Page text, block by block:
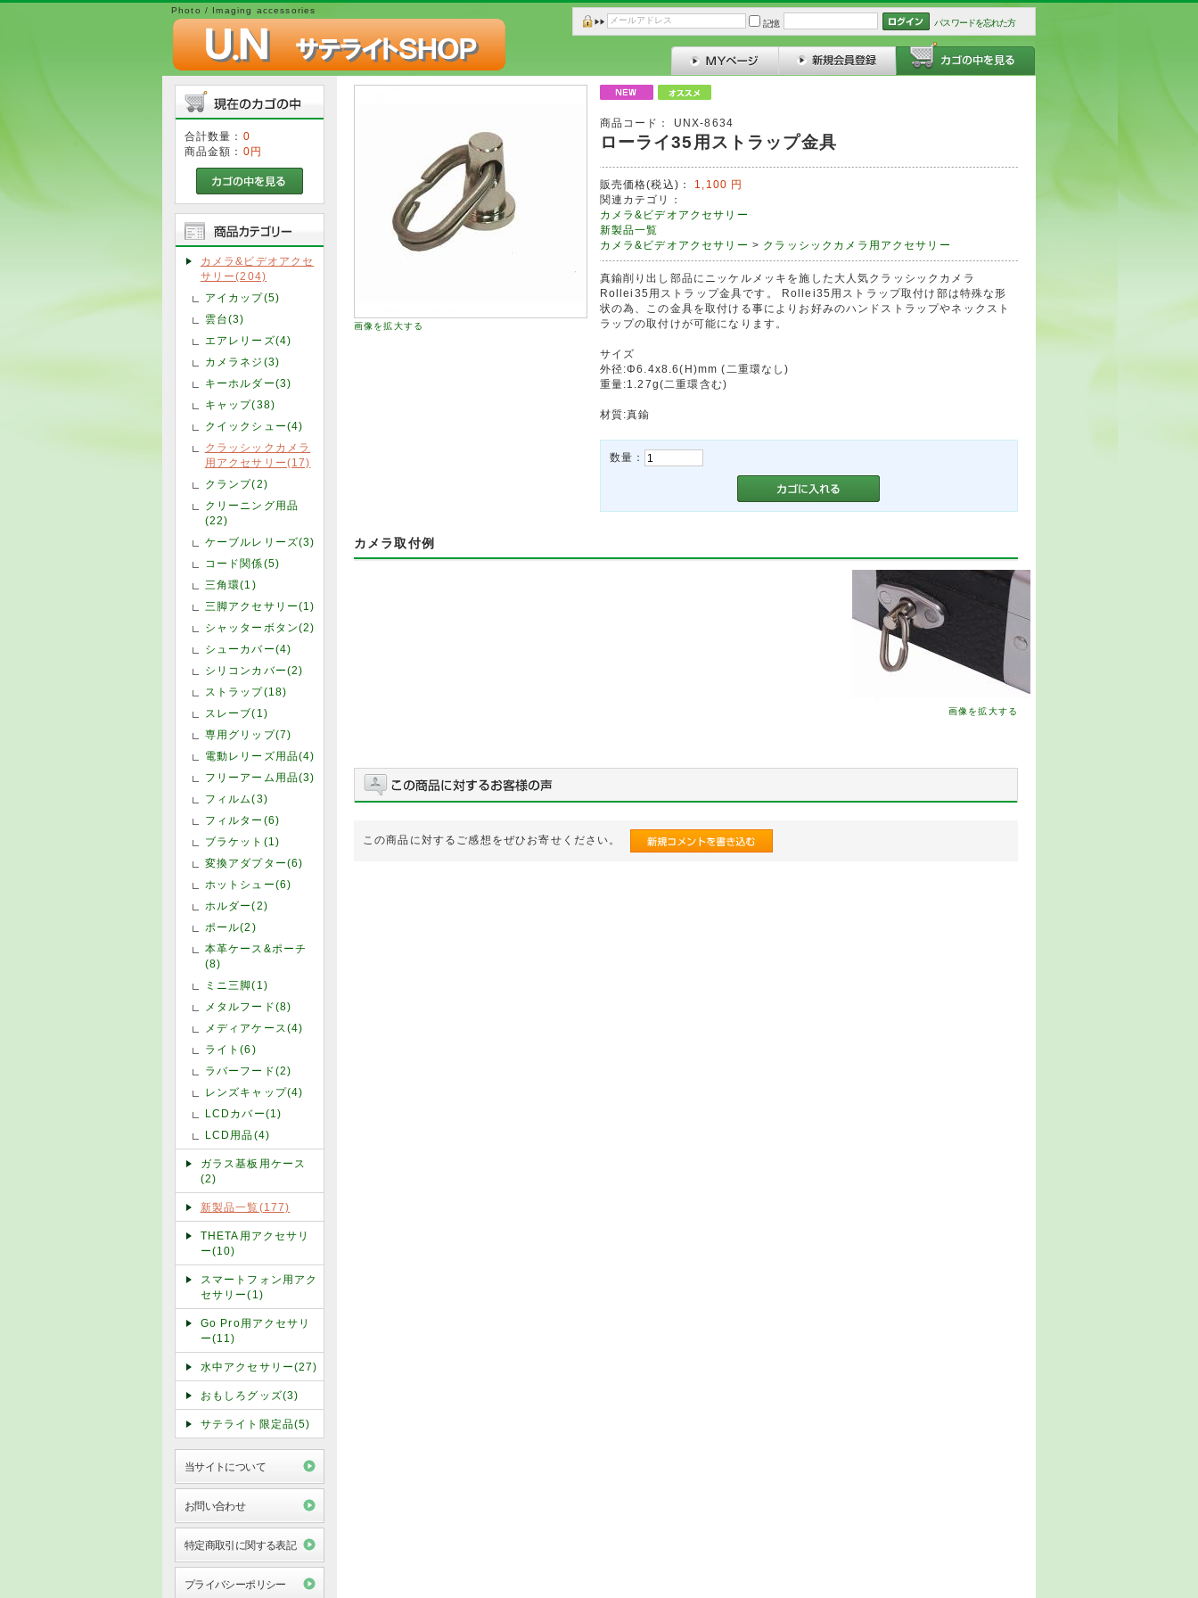
Photo / Imaging accessories
記憶
パスワードを忘れた方
合計数量： 0
商品金額： 0円
カメラ&ビデオアクセ
サリー(204)
アイカップ(5)
雲台(3)
エアレリーズ(4)
カメラネジ(3)
キーホルダー(3)
キャップ(38)
クイックシュー(4)
クラッシックカメラ
用アクセサリー(17)
クランプ(2)
クリーニング用品
(22)
ケーブルレリーズ(3)
コード関係(5)
三角環(1)
三脚アクセサリー(1)
シャッターボタン(2)
シューカバー(4)
シリコンカバー(2)
ストラップ(18)
スレーブ(1)
専用グリップ(7)
電動レリーズ用品(4)
フリーアーム用品(3)
フィルム(3)
フィルター(6)
ブラケット(1)
変換アダプター(6)
ホットシュー(6)
ホルダー(2)
ポール(2)
本革ケース&ポーチ
(8)
ミニ三脚(1)
メタルフード(8)
メディアケース(4)
ライト(6)
ラバーフード(2)
レンズキャップ(4)
LCDカバー(1)
LCD用品(4)
ガラス基板用ケース
(2)
新製品一覧(177)
THETA用アクセサリ
ー(10)
スマートフォン用アク
セサリー(1)
Go Pro用アクセサリ
ー(11)
水中アクセサリー(27)
おもしろグッズ(3)
サテライト限定品(5)
当サイトについて
お問い合わせ
特定商取引に関する表記
プライバシーポリシー
画像を拡大する
商品コード： UNX-8634
ローライ35用ストラップ金具
販売価格(税込)： 1,100 円
関連カテゴリ：
カメラ&ビデオアクセサリー
新製品一覧
カメラ&ビデオアクセサリー > クラッシックカメラ用アクセサリー
真鍮削り出し部品にニッケルメッキを施した大人気クラッシックカメラ
Rollei35用ストラップ金具です。 Rollei35用ストラップ取付け部は特殊な形
状の為、この金具を取付ける事によりお好みのハンドストラップやネックスト
ラップの取付けが可能になります。
サイズ
外径:Φ6.4x8.6(H)mm (二重環なし)
重量:1.27g(二重環含む)
材質:真鍮
数量：
カメラ取付例
画像を拡大する
この商品に対するご感想をぜひお寄せください。